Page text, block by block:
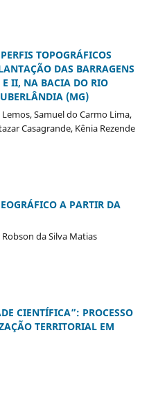
TOPOGRÁFICOS
DAS BARRAGENS
E II, NA BACIA DO RIO
(MG)
Samuel do Carmo Lima,
Casagrande, Kênia Rezende
A PARTIR DA
da Silva Matias
CIENTÍFICA”: PROCESSO
TERRITORIAL EM